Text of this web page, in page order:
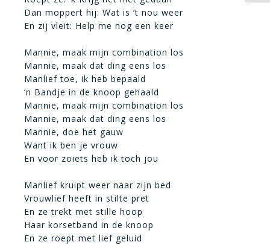
Dan moppert hij: Wat is ’t nou weer
En zij vleit: Help me nog een keer
Mannie, maak mijn combination los
Mannie, maak dat ding eens los
Manlief toe, ik heb bepaald
’n Bandje in de knoop gehaald
Mannie, maak mijn combination los
Mannie, maak dat ding eens los
Mannie, doe het gauw
Want ik ben je vrouw
En voor zoiets heb ik toch jou
Manlief kruipt weer naar zijn bed
Vrouwlief heeft in stilte pret
En ze trekt met stille hoop
Haar korsetband in de knoop
En ze roept met lief geluid